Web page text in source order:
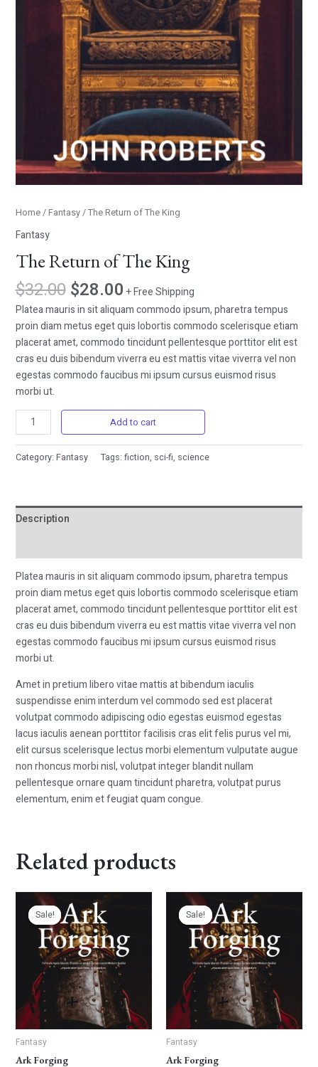
Home/Fantasy/ The Return of The King
Fantasy
The Return of The King
$32.00 $28.00 + Free Shipping
Platea mauris in sit aliquam commodo ipsum, pharetra tempus
proin diam metus eget quis lobortis commodo scelerisque etiam
placerat amet, commodo tincidunt pellentesque porttitor elit est
cras eu duis bibendum viverra eu est mattis vitae viverra vel non
egestas commodo faucibus mi ipsum cursus euismod risus
morbi ut.
Add to cart
Category: Fantasy Tags: fiction, sci-fi, science
Description
Platea mauris in sit aliquam commodo ipsum, pharetra tempus
proin diam metus eget quis lobortis commodo scelerisque etiam
placerat amet, commodo tincidunt pellentesque porttitor elit est
cras eu duis bibendum viverra eu est mattis vitae viverra vel non
egestas commodo faucibus mi ipsum cursus euismod risus
morbi ut.
Amet in pretium libero vitae mattis at bibendum iaculis
suspendisse enim interdum vel commodo sed est placerat
volutpat commodo adipiscing odio egestas euismod egestas
lacus iaculis aenean porttitor facilisis cras elit felis purus vel mi,
elit cursus scelerisque lectus morbi elementum vulputate augue
non rhoncus morbi nisl, volutpat integer blandit nullam
pellentesque ornare quam tincidunt pharetra, volutpat purus
elementum, enim et feugiat quam congue.
Related products
Sale!
Sale!
Fantasy
Ark Forging
Original
price
was:
$25.00.
Current
price
is:
$20.00.
Sale!
Sale!
Fantasy
Ark Forging
Original
price
was:
$25.00.
Current
price
is:
$20.00.